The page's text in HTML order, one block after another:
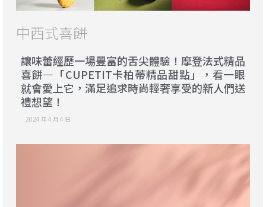
中西式喜餅
讓味蕾經歷一場豐富的舌尖體驗！摩登法式精品
喜餅—「CUPETIT卡柏蒂精品甜點」，看一眼
就會愛上它，滿足追求時尚輕奢享受的新人們送
禮想望！
2024 年 4 月 4 日